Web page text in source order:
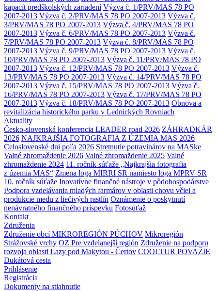
kapacít predškolských zariadení Výzva č. 1/PRV/MAS 78 PO
2007-2013 Výzva č. 2/PRV/MAS 78 PO 2007-2013 Výzva č.
3/PRV/MAS 78 PO 2007-2013 Výzva č. 4/PRV/MAS 78 PO
2007-2013 Výzva č. 6/PRV/MAS 78 PO 2007-2013 Výzva č.
7/PRV/MAS 78 PO 2007-2013 Výzva č. 8/PRV/MAS 78 PO
2007-2013 Výzva č. 9/PRV/MAS 78 PO 2007-2013 Výzva č.
10/PRV/MAS 78 PO 2007-2013 Výzva č. 11/PRV/MAS 78 PO
2007-2013 Výzva č. 12/PRV/MAS 78 PO 2007-2013 Výzva č.
13/PRV/MAS 78 PO 2007-2013 Výzva č. 14/PRV/MAS 78 PO
2007-2013 Výzva č. 15/PRV/MAS 78 PO 2007-2013 Výzva č.
16/PRV/MAS 78 PO 2007-2013 Výzva č. 17/PRV/MAS 78 PO
2007-2013 Výzva č. 18/PRV/MAS 78 PO 2007-2013 Obnova a
revitalizácia historického parku v Lednických Rovniach
Aktuality
Česko-slovenská konferencia LEADER road 2026 ZÁHRADKÁR
2026 NAJKRAJŠIA FOTOGRAFIA Z ÚZEMIA MAS 2026
Celoslovenské dni poľa 2026 Stretnutie potravinárov na MASke
Valné zhromaždenie 2026 Valné zhromaždenie 2025 Valné
zhromaždenie 2024 11. ročník súťaže „Najkrajšia fotografia
z územia MAS“ Zmena loga MIRRI SR namiesto loga MPRV SR
10. ročník súťaže Inovatívne finančné nástroje v pôdohospodárstve
Podpora vzdelávania mladých farmárov v oblasti chovu včiel a
produkcie medu z liečivých rastlín Oznámenie o poskytnutí
nenávratného finančného príspevku Fotosúťaž
Kontakt
Združenia
Združenie obcí MIKROREGIÓN PÚCHOV Mikroregión
Strážovské vrchy OZ Pre vzdelanejší región Združenie na podporu
rozvoja oblasti Lazy pod Makytou - Čertov COOLTUR POVAŽIE
Dukátová cesta
Prihlásenie
Registrácia
Dokumenty na stiahnutie